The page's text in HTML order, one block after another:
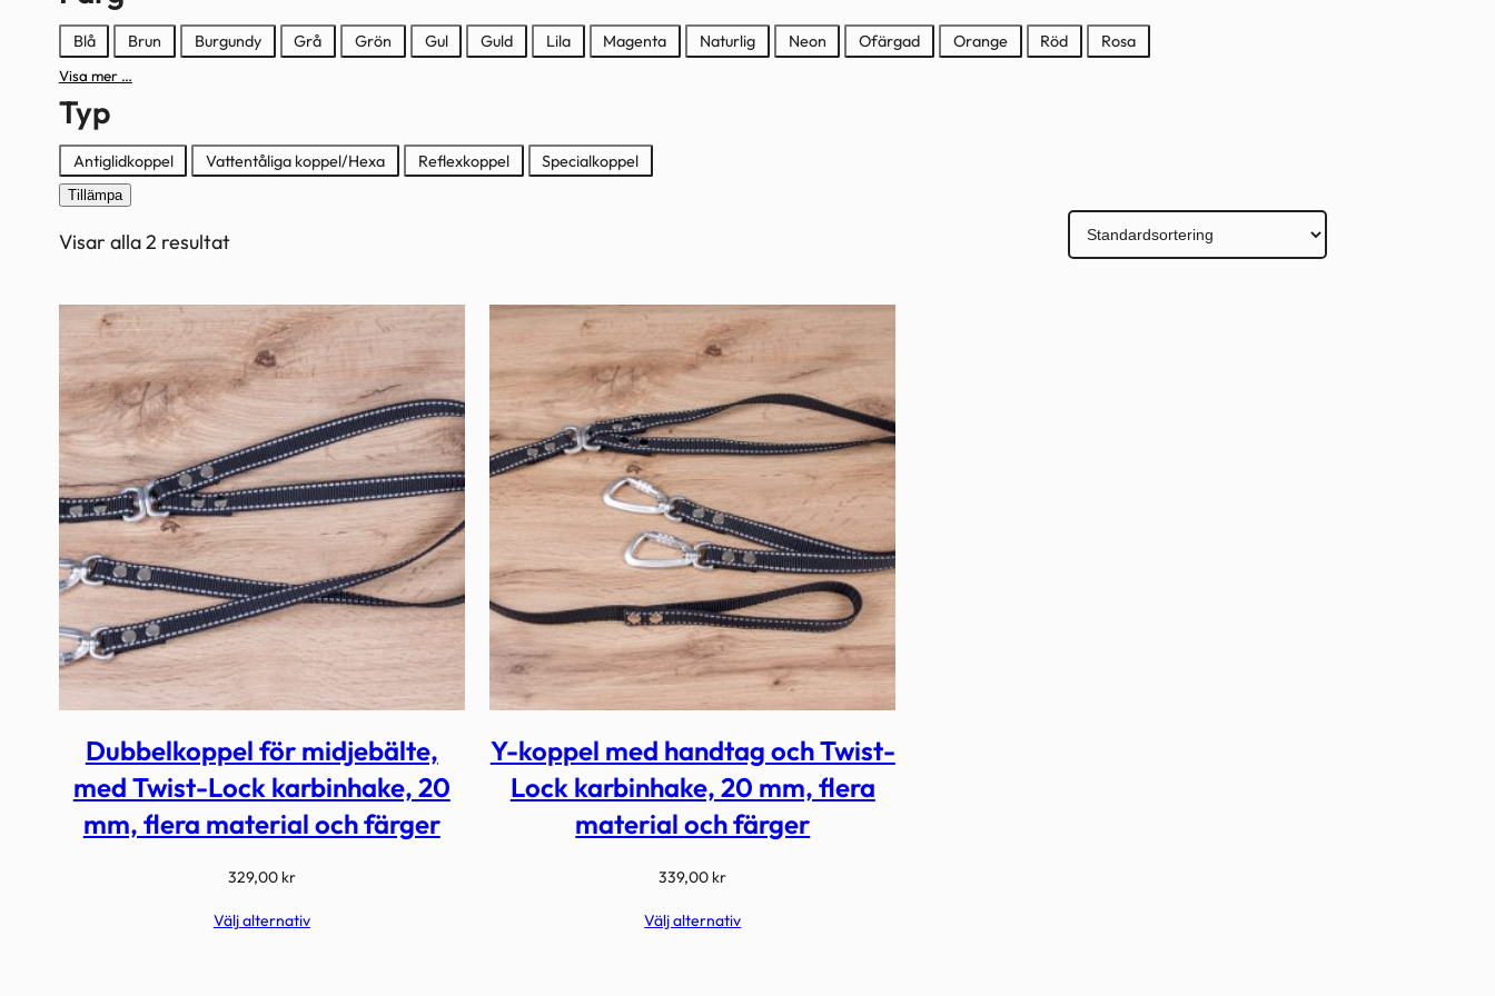
Färg
Blå Brun Burgundy Grå Grön Gul Guld Lila Magenta Naturlig Neon Ofärgad Orange Röd Rosa
Visa mer …
Typ
Typ
Antiglidkoppel Vattentåliga koppel/Hexa Reflexkoppel Specialkoppel
Tillämpa
Visar alla 2 resultat
Dubbelkoppel för midjebälte,
med Twist-Lock karbinhake, 20
mm, flera material och färger
329,00 kr
Välj alternativ
Y-koppel med handtag och Twist-
Lock karbinhake, 20 mm, flera
material och färger
339,00 kr
Välj alternativ